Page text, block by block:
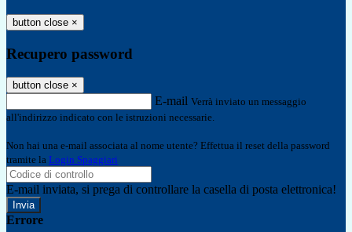
button close ×
Recupero password
button close ×
E-mail Verrà inviato un messaggio
all'indirizzo indicato con le istruzioni necessarie.
Non hai una e-mail associata al nome utente? Effettua il reset della password
tramite la Login Spaggiari
E-mail inviata, si prega di controllare la casella di posta elettronica!
Errore